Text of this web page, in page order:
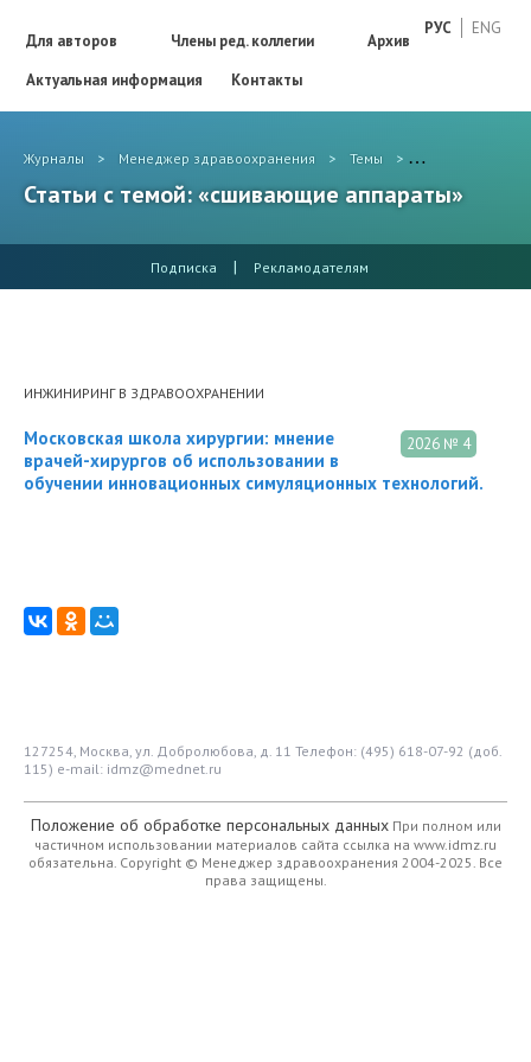
РУС ENG
Для авторов Члены ред. коллегии
Архив
Актуальная информация
Контакты
Журналы > Менеджер здравоохранения > Темы > сшивающие
Статьи с темой: «сшивающие аппараты»
Подписка | Рекламодателям
ИНЖИНИРИНГ В ЗДРАВООХРАНЕНИИ
2026 № 4
Московская школа хирургии: мнение
врачей-хирургов об использовании в
обучении инновационных симуляционных технологий.
127254, Москва, ул. Добролюбова, д. 11 Телефон: (495) 618-07-92 (доб.
115) e-mail: idmz@mednet.ru
Положение об обработке персональных данныхПри полном или
частичном использовании материалов сайта ссылка на www.idmz.ru
обязательна. Copyright © Менеджер здравоохранения 2004-2025. Все
права защищены.